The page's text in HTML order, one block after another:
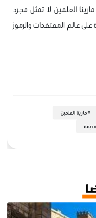
العلمين لا تمثل مجرد
عالم المعتقدات والرموز
#مارينا العلمين